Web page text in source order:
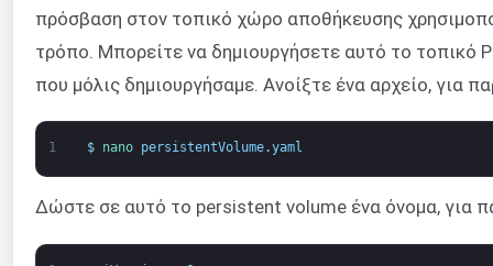
πρόσβαση στον τοπικό χώρο αποθήκευσης
τρόπο. Μπορείτε να δημιουργήσετε αυτό το
που μόλις δημιουργήσαμε. Ανοίξτε ένα αρχείο, για
1 $ nano persistentVolume.yaml
Δώστε σε αυτό το persistent volume ένα όνομα, για